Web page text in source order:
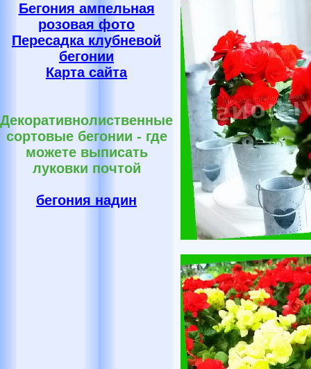
Бегония ампельная
розовая фото
Пересадка клубневой
бегонии
Карта сайта
Декоративнолиственные
сортовые бегонии - где
можете выписать
луковки почтой
бегония надин